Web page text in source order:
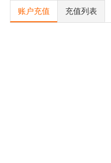
账户充值 充值列表